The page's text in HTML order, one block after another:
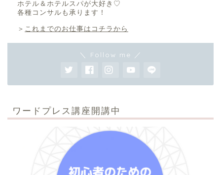
ホテル＆ホテルスパが大好き♡
各種コンサルも承ります！
＞ これまでのお仕事はコチラから
＼ Follow me ／
ワードプレス講座開講中